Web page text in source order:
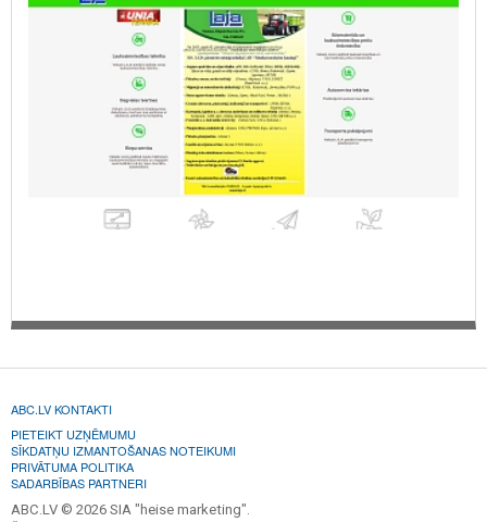
ABC.LV KONTAKTI
PIETEIKT UZŅĒMUMU
SĪKDATŅU IZMANTOŠANAS NOTEIKUMI
PRIVĀTUMA POLITIKA
SADARBĪBAS PARTNERI
ABC.LV © 2026 SIA "heise marketing".